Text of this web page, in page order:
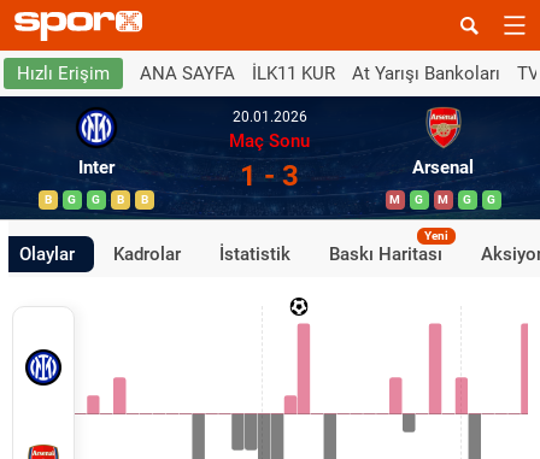
Hızlı Erişim ANA SAYFA İLK11 KUR At Yarışı Bankoları
Inter
B G G B B
20.01.2026
Maç Sonu
1 - 3 Arsenal
M G M G G
Olaylar Kadrolar İstatistik Baskı Haritası
Yeni